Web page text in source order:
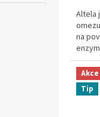
Altela
na
Akce
Tip